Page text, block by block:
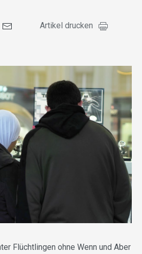
Artikel drucken
Flüchtlingen ohne Wenn und Aber